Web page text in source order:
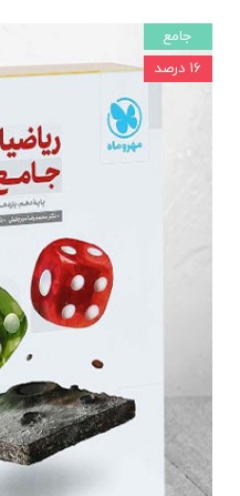
جامع
۱۶ درصد